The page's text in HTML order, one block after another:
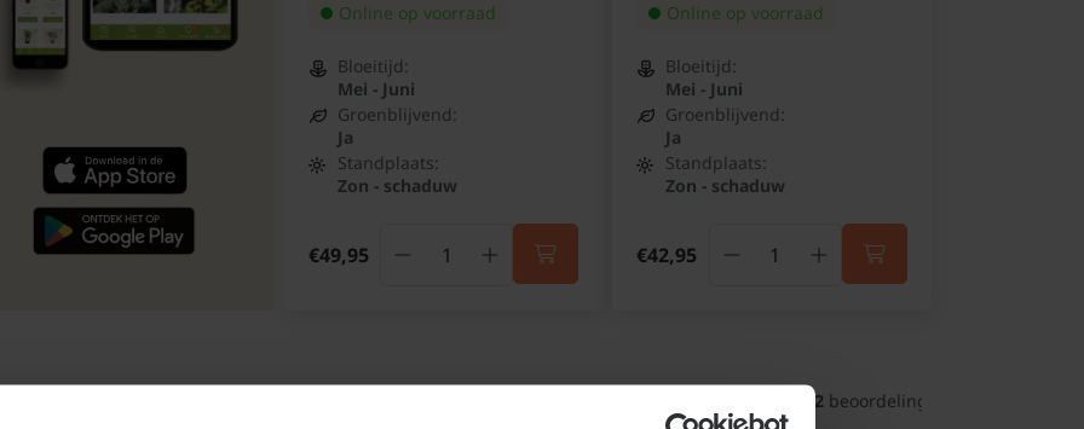
Online op voorraad
Bloeitijd:
Mei - Juni
Groenblijvend:
Ja
Standplaats:
Zon - schaduw
€49,95
Online op voorraad
Bloeitijd:
Mei - Juni
Groenblijvend:
Ja
Standplaats:
Zon - schaduw
€42,95
41012 beoordelingen